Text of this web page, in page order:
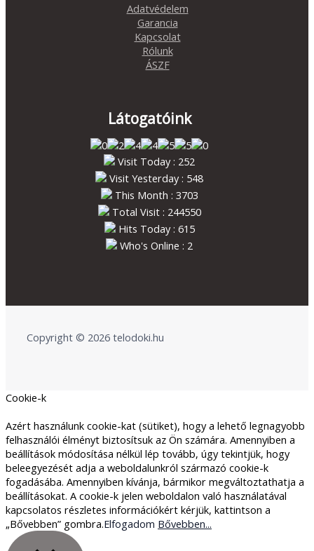
Adatvédelem
Garancia
Kapcsolat
Rólunk
ÁSZF
Látogatóink
Visit Today : 252
Visit Yesterday : 548
This Month : 3703
Total Visit : 244550
Hits Today : 615
Who's Online : 2
Copyright © 2026 telodoki.hu
Cookie-k
Azért használunk cookie-kat (sütiket), hogy a lehető legnagyobb
felhasználói élményt biztosítsuk az Ön számára. Amennyiben a
beállítások módosítása nélkül lép tovább, úgy tekintjük, hogy
beleegyezését adja a weboldalunkról származó cookie-k
fogadásába. Amennyiben kívánja, bármikor megváltoztathatja a
beállításokat. A cookie-k jelen weboldalon való használatával
kapcsolatos részletes információkért kérjük, kattintson a
„Bővebben” gombra.Elfogadom Bővebben...